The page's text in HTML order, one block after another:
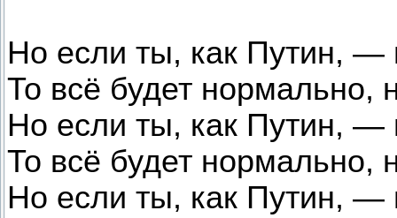
Но если ты, как Путин, —
То всё будет нормально,
Но если ты, как Путин, —
То всё будет нормально,
Но если ты, как Путин, —